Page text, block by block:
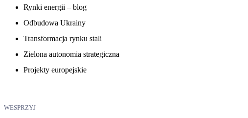
Rynki energii – blog
Odbudowa Ukrainy
Transformacja rynku stali
Zielona autonomia strategiczna
Projekty europejskie
WESPRZYJ